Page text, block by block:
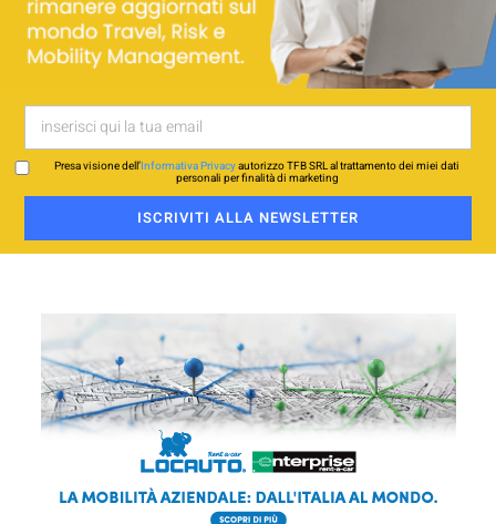
Presa visione dell’Informativa Privacyautorizzo TFB SRL al trattamento dei miei dati
personali per finalità di marketing
ISCRIVITI ALLA NEWSLETTER